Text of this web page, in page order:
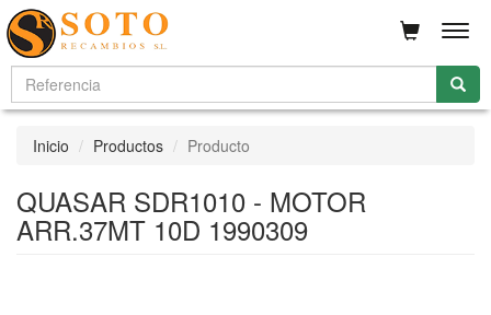
Inicio Productos Producto
QUASAR SDR1010 - MOTOR
ARR.37MT 10D 1990309